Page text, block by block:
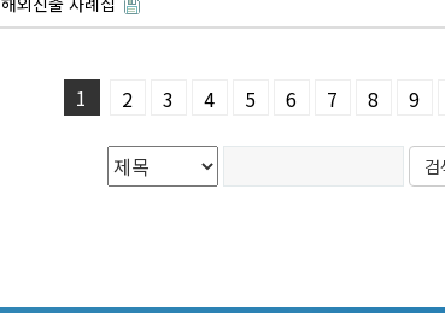
1 2 3 4 5 6 7 8 9